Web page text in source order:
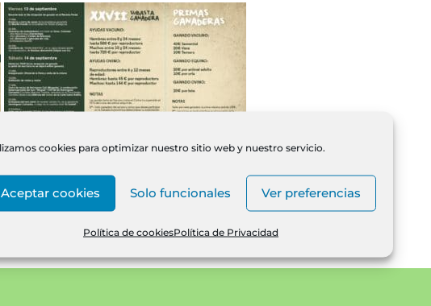
cookies para optimizar nuestro sitio web y nuestro servicio.
Aceptar cookies Solo funcionales Ver preferencias
Política de cookiesPolítica de Privacidad